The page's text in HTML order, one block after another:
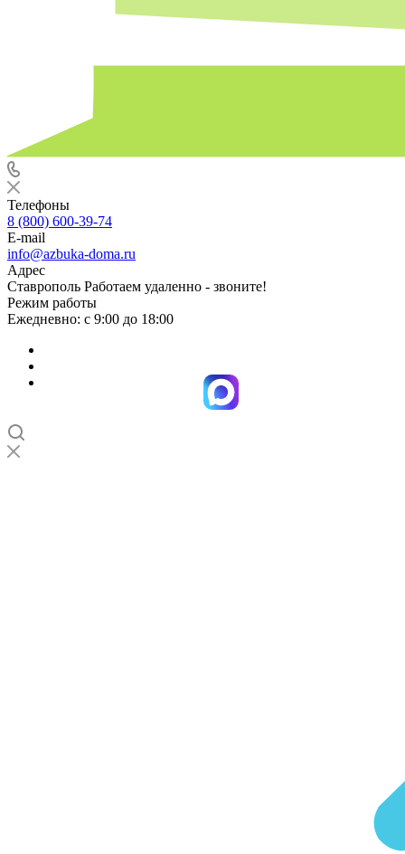
Телефоны
8 (800) 600-39-74
E-mail
info@azbuka-doma.ru
Адрес
Ставрополь Работаем удаленно - звоните!
Режим работы
Ежедневно: с 9:00 до 18:00